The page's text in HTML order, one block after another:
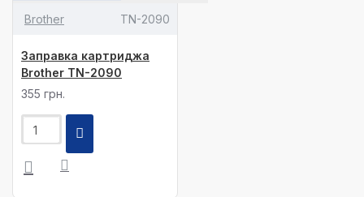
Brother TN-2090
Заправка картриджа
Brother TN-2090
355 грн.